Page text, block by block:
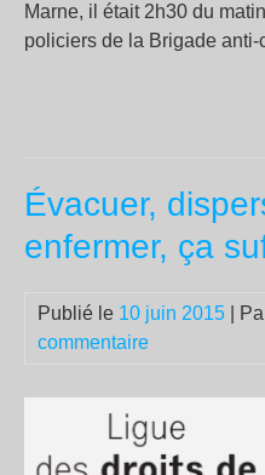
Marne, il était 2h30 du
policiers de la Brigade
Évacuer,
enfermer, ça
Publié le 10 juin 2015 |
commentaire